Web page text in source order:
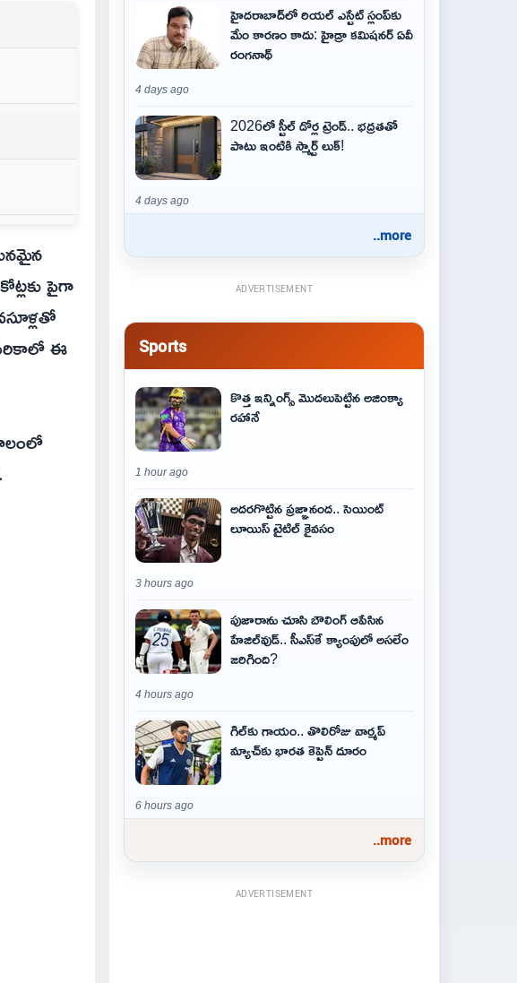
పైగా
ఈ
హైదరాబాద్‌లో రియల్ ఎస్టేట్ స్లంప్‌కు
మేం కారణం కాదు: హైడ్రా కమిషనర్ ఏవీ
రంగనాథ్
4 days ago
2026లో స్టీల్ డోర్ల ట్రెండ్.. భద్రతతో
పాటు ఇంటికి స్మార్ట్ లుక్!
4 days ago
..more
ADVERTISEMENT
Sports
కొత్త ఇన్నింగ్స్ మొదలుపెట్టిన అజింక్యా
రహానే
1 hour ago
అదరగొట్టిన ప్రజ్ఞానంద.. సెయింట్‌
లూయిస్ టైటిల్‌ కైవసం
3 hours ago
పుజారాను చూసి బౌలింగ్ ఆపేసిన
హేజిల్‌వుడ్.. సీఎస్‌కే క్యాంపులో అసలేం
జరిగింది?
4 hours ago
గిల్‌కు గాయం.. తొలిరోజు వార్మప్‌
మ్యాచ్‌కు భారత కెప్టెన్‌ దూరం
6 hours ago
..more
ADVERTISEMENT